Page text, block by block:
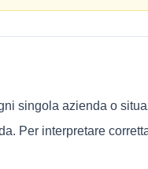
singola azienda o
Per interpretare